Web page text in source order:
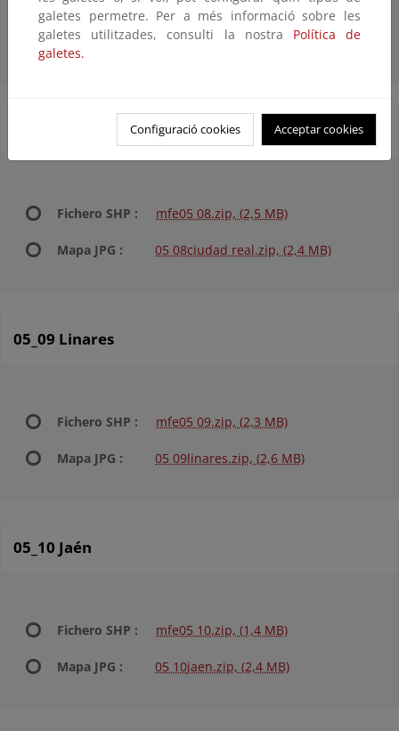
Fichero SHP : mfe05 07.zip, (2,5 MB)
Mapa JPG : 05 07toledo.zip, (2,2 MB)
05_08 Ciudad Real
Fichero SHP : mfe05 08.zip, (2,5 MB)
Mapa JPG : 05 08ciudad real.zip, (2,4 MB)
05_09 Linares
Fichero SHP : mfe05 09.zip, (2,3 MB)
Mapa JPG : 05 09linares.zip, (2,6 MB)
05_10 Jaén
Fichero SHP : mfe05 10.zip, (1,4 MB)
Mapa JPG : 05 10jaen.zip, (2,4 MB)
galetes permetre. Per a més informació sobre les
galetes utilitzades, consulti la nostra Política de
galetes.
Configuració cookies Acceptar cookies